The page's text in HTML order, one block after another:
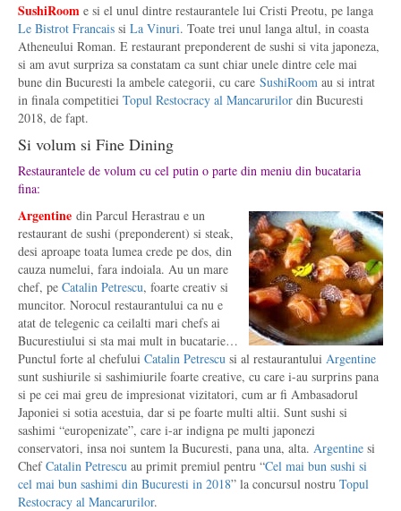
SushiRoom e si el unul dintre restaurantele lui Cristi Preotu, pe langa
Le Bistrot Francais si La Vinuri. Toate trei unul langa altul, in coasta
Atheneului Roman. E restaurant preponderent de sushi si vita japoneza,
si am avut surpriza sa constatam ca sunt chiar unele dintre cele mai
bune din Bucuresti la ambele categorii, cu care SushiRoom au si intrat
in finala competitiei Topul Restocracy al Mancarurilor din Bucuresti
2018, de fapt.
Si volum si Fine Dining
Restaurantele de volum cu cel putin o parte din meniu din bucataria
fina:
Argentine din Parcul Herastrau e un
restaurant de sushi (preponderent) si steak,
desi aproape toata lumea crede pe dos, din
cauza numelui, fara indoiala. Au un mare
chef, pe Catalin Petrescu, foarte creativ si
muncitor. Norocul restaurantului ca nu e
atat de telegenic ca ceilalti mari chefs ai
Bucurestiului si sta mai mult in bucatarie…
Punctul forte al chefului Catalin Petrescu si al restaurantului Argentine
sunt sushiurile si sashimiurile foarte creative, cu care i-au surprins pana
si pe cei mai greu de impresionat vizitatori, cum ar fi Ambasadorul
Japoniei si sotia acestuia, dar si pe foarte multi altii. Sunt sushi si
sashimi “europenizate”, care i-ar indigna pe multi japonezi
conservatori, insa noi suntem la Bucuresti, pana una, alta. Argentine si
ChefCatalin Petrescu au primit premiul pentru “Cel mai bun sushi si
cel mai bun sashimi din Bucuresti in 2018” la concursul nostru Topul
Restocracy al Mancarurilor.